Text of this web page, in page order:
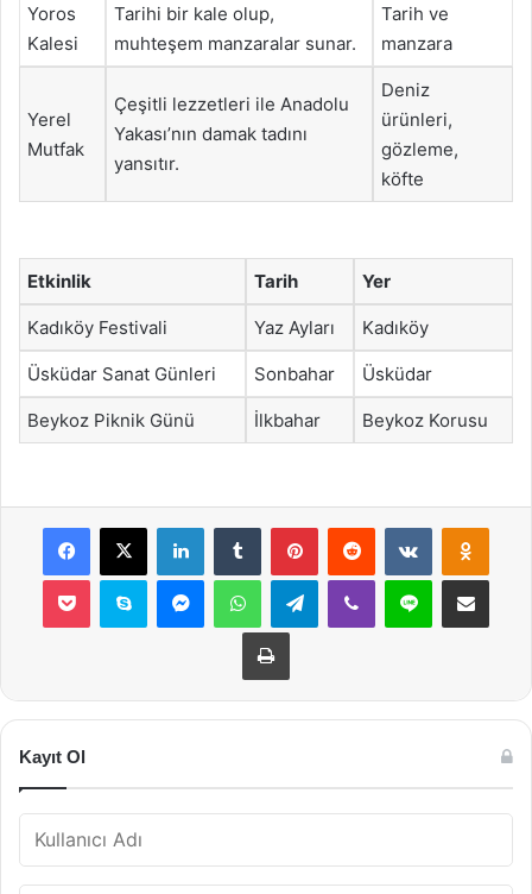
Yoros
Kalesi
Tarihi bir kale olup,
muhteşem manzaralar sunar.
Tarih ve
manzara
Yerel
Mutfak
Çeşitli lezzetleri ile Anadolu
Yakası’nın damak tadını
yansıtır.
Deniz
ürünleri,
gözleme,
köfte
Etkinlik Tarih Yer
Kadıköy Festivali Yaz Ayları Kadıköy
Üsküdar Sanat Günleri Sonbahar Üsküdar
Beykoz Piknik Günü İlkbahar Beykoz Korusu
Facebook
X LinkedInTumblr PinterestReddit VKontakte
Pocket Skype MessengerWhatsAppTelegramViber Line E-Posta ile
Yazdır
Kayıt Ol